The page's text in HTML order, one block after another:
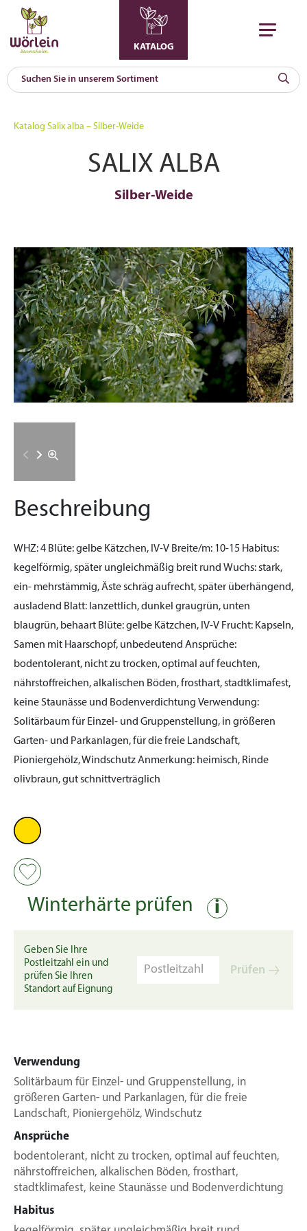
KATALOG
Katalog Salix alba – Silber-Weide
SALIX ALBA
Silber-Weide
Beschreibung
WHZ:4 Blüte:gelbe Kätzchen, IV-V Breite/m: 10-15 Habitus:
kegelförmig, später ungleichmäßig breit rund Wuchs:stark,
ein- mehrstämmig, Äste schräg aufrecht, später überhängend,
ausladend Blatt: lanzettlich, dunkel graugrün, unten
blaugrün, behaart Blüte:gelbe Kätzchen, IV-V Frucht: Kapseln,
Samen mit Haarschopf, unbedeutend Ansprüche:
bodentolerant, nicht zu trocken, optimal auf feuchten,
nährstoffreichen, alkalischen Böden, frosthart, stadtklimafest,
keine Staunässe und Bodenverdichtung Verwendung:
Solitärbaum für Einzel- und Gruppenstellung, in größeren
Garten- und Parkanlagen, für die freie Landschaft,
Pioniergehölz, WindschutzAnmerkung: heimisch, Rinde
olivbraun, gut schnittverträglich
Winterhärte prüfen i
Geben Sie Ihre
Postleitzahl ein und
prüfen Sie Ihren
Standort auf Eignung
Prüfen
Verwendung
Solitärbaum für Einzel- und Gruppenstellung, in
größeren Garten- und Parkanlagen, für die freie
Landschaft, Pioniergehölz, Windschutz
Ansprüche
bodentolerant, nicht zu trocken, optimal auf feuchten,
nährstoffreichen, alkalischen Böden, frosthart,
stadtklimafest, keine Staunässe und Bodenverdichtung
Habitus